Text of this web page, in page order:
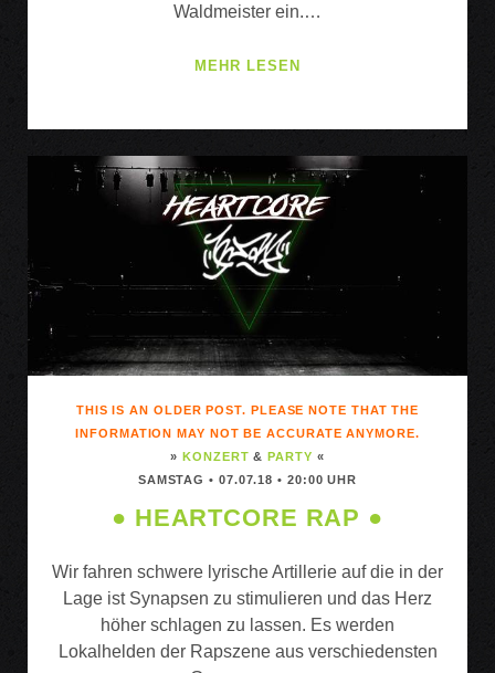
Waldmeister ein.…
MEHR LESEN
THIS IS AN OLDER POST. PLEASE NOTE THAT THE
INFORMATION MAY NOT BE ACCURATE ANYMORE.
»KONZERT &PARTY «
SAMSTAG • 07.07.18 • 20:00 UHR
● HEARTCORE RAP ●
Wir fahren schwere lyrische Artillerie auf die in der
Lage ist Synapsen zu stimulieren und das Herz
höher schlagen zu lassen. Es werden
Lokalhelden der Rapszene aus verschiedensten